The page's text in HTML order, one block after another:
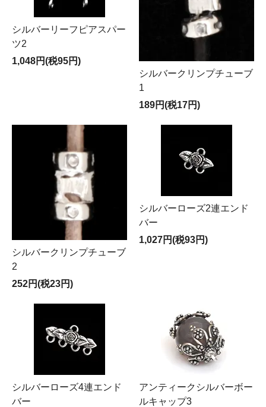
シルバーリーフピアスパー
ツ2
1,048円(税95円)
シルバークリンプチューブ
1
189円(税17円)
シルバークリンプチューブ
2
252円(税23円)
シルバーローズ2連エンド
バー
1,027円(税93円)
シルバーローズ4連エンド
バー
アンティークシルバーボー
ルキャップ3